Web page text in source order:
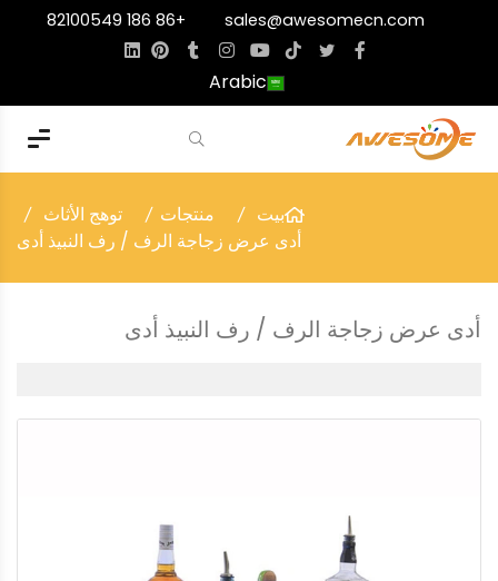
sales@awesomecn.com
+86 186 82100549
Arabic
بيت منتجات
توهج الأثاث
أدى عرض زجاجة الرف / رف النبيذ أدى
أدى عرض زجاجة الرف / رف النبيذ أدى